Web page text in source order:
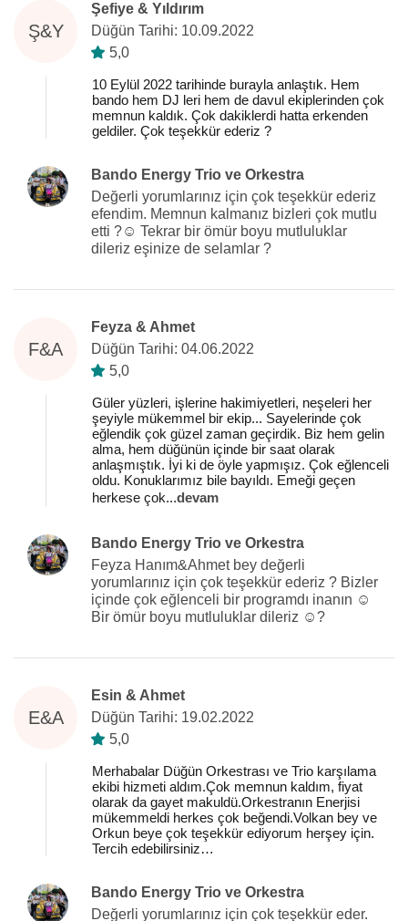
Ş&Y
Şefiye & Yıldırım
Düğün Tarihi: 10.09.2022
5,0
10 Eylül 2022 tarihinde burayla anlaştık. Hem
bando hem DJ leri hem de davul ekiplerinden çok
memnun kaldık. Çok dakiklerdi hatta erkenden
geldiler. Çok teşekkür ederiz ?
Bando Energy Trio ve Orkestra
Değerli yorumlarınız için çok teşekkür ederiz
efendim. Memnun kalmanız bizleri çok mutlu
etti ?☺️ Tekrar bir ömür boyu mutluluklar
dileriz eşinize de selamlar ?
F&A
Feyza & Ahmet
Düğün Tarihi: 04.06.2022
5,0
Güler yüzleri, işlerine hakimiyetleri, neşeleri her
şeyiyle mükemmel bir ekip... Sayelerinde çok
eğlendik çok güzel zaman geçirdik. Biz hem gelin
alma, hem düğünün içinde bir saat olarak
anlaşmıştık. İyi ki de öyle yapmışız. Çok eğlenceli
oldu. Konuklarımız bile bayıldı. Emeği geçen
herkese çok...devam
Bando Energy Trio ve Orkestra
Feyza Hanım&Ahmet bey değerli
yorumlarınız için çok teşekkür ederiz ? Bizler
içinde çok eğlenceli bir programdı inanın ☺️
Bir ömür boyu mutluluklar dileriz ☺️?
E&A
Esin & Ahmet
Düğün Tarihi: 19.02.2022
5,0
Merhabalar Düğün Orkestrası ve Trio karşılama
ekibi hizmeti aldım.Çok memnun kaldım, fiyat
olarak da gayet makuldü.Orkestranın Enerjisi
mükemmeldi herkes çok beğendi.Volkan bey ve
Orkun beye çok teşekkür ediyorum herşey için.
Tercih edebilirsiniz…
Bando Energy Trio ve Orkestra
Değerli yorumlarınız için çok teşekkür eder.